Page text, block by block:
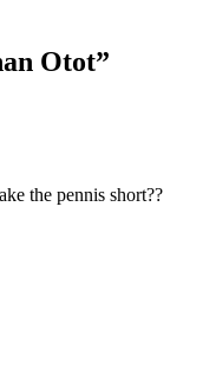
Otot”
the pennis short??